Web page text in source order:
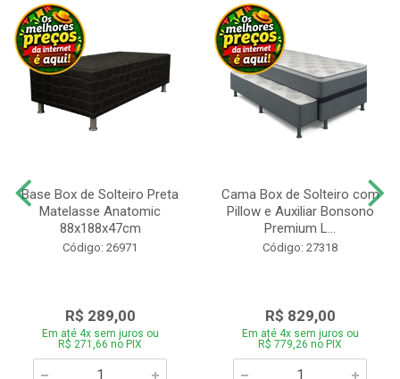
Base Box de Solteiro Preta
Matelasse Anatomic
88x188x47cm
Código: 26971
R$ 289,00
Em até 4x sem juros ou
R$ 271,66 no PIX
Cama Box de Solteiro com
Pillow e Auxiliar Bonsono
Premium L...
Código: 27318
R$ 829,00
Em até 4x sem juros ou
R$ 779,26 no PIX